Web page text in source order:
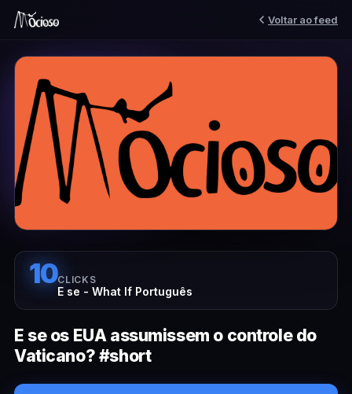
Voltar ao feed
10CLICKS
E se - What If Português
E se os EUA assumissem o controle do
Vaticano? #short